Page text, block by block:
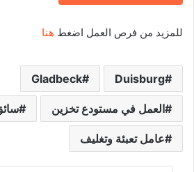
للمزيد من فرص العمل اضغط هنا
Duisburg
Gladbeck
العمل في مستودع تخزين
عامل تعبئة وتغليف